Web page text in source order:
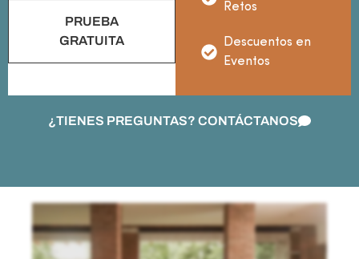
Retos
Descuentos en
Eventos
PRUEBA
GRATUITA
¿TIENES PREGUNTAS? CONTÁCTANOS